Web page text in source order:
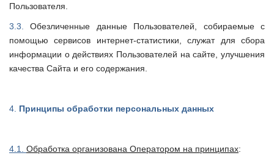
Пользователя.
3.3.Обезличенные данные Пользователей, собираемые с
помощью сервисов интернет-статистики, служат для сбора
информации о действиях Пользователей на сайте, улучшения
качества Сайта и его содержания
4. Принципы обработки персональных данных
4.1. Обработка организована Оператором на принципах: